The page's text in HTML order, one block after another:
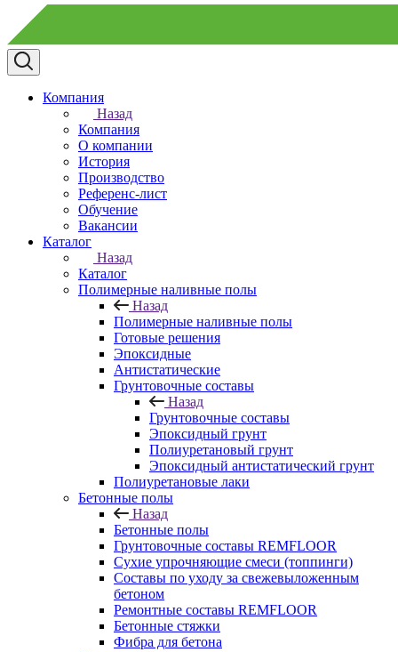
Компания
Назад
Компания
О компании
История
Производство
Референс-лист
Обучение
Вакансии
Каталог
Назад
Каталог
Полимерные наливные полы
Назад
Полимерные наливные полы
Готовые решения
Эпоксидные
Антистатические
Грунтовочные составы
Назад
Грунтовочные составы
Эпоксидный грунт
Полиуретановый грунт
Эпоксидный антистатический грунт
Полиуретановые лаки
Бетонные полы
Назад
Бетонные полы
Грунтовочные составы REMFLOOR
Сухие упрочняющие смеси (топпинги)
Составы по уходу за свежевыложенным
бетоном
Ремонтные составы REMFLOOR
Бетонные стяжки
Фибра для бетона